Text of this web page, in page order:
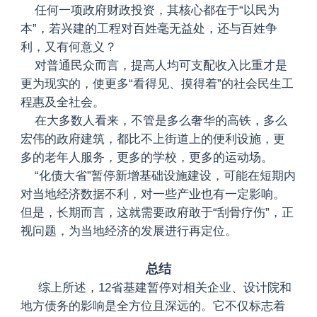
任何一项政府财政投资，其核心都在于“以民为
本”，若兴建的工程对百姓毫无益处，还与百姓争
利，又有何意义？
对普通民众而言，提高人均可支配收入比重才是
更为现实的，使更多“看得见、摸得着”的社会民生工
程惠及全社会。
在大多数人看来，不管是多么奢华的高铁，多么
宏伟的政府建筑，都比不上街道上的便利设施，更
多的老年人服务，更多的学校，更多的运动场。
“化债大省”暂停新增基础设施建设，可能在短期内
对当地经济数据不利，对一些产业也有一定影响。
但是，长期而言，这就需要政府敢于“刮骨疗伤”，正
视问题，为当地经济的发展进行再定位。
总结
综上所述，12省基建暂停对相关企业、设计院和
地方债务的影响是全方位且深远的。它不仅标志着